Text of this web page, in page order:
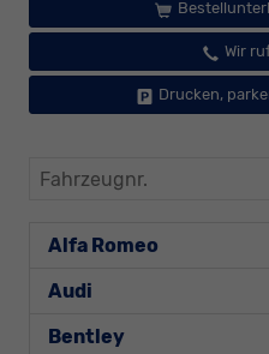
Wir
Drucken,
Fahrzeugnr.
Alfa Romeo
Audi
Bentley